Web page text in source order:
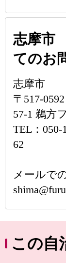
志摩市
てのお
志摩市
〒517-
57-1 鵜方
TEL：
62
メールで
この自